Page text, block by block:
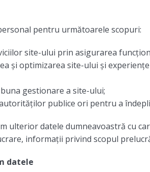
pentru următoarele scopuri:
site-ului prin asigurarea
și optimizarea site-ului și
gestionare a site-ului;
publice ori pentru a
ulterior datele dumneavoastră cu
informații privind scopul
datele